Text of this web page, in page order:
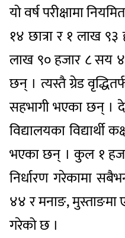
यो वर्ष परीक्षामा
१४ छात्रा र १ लाख
लाख ९० हजार ८ सय
छन् । त्यस्तै ग्रेड
सहभागी भएका छन् ।
विद्यालयका विद्यार्थी
भएका छन् । कुल १
निर्धारण गरेकामा
४४ र मनाङ, मुस्ताङमा
गरेको छ ।